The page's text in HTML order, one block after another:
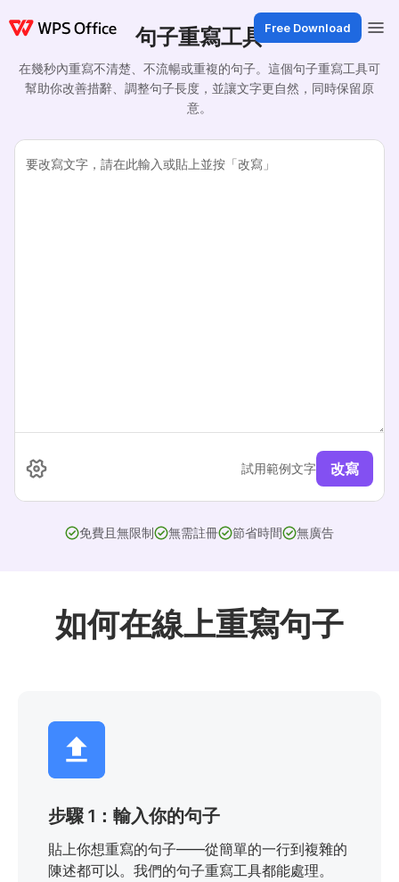
Free Download
句子重寫工具
在幾秒內重寫不清楚、不流暢或重複的句子。這個句子重寫工具可
幫助你改善措辭、調整句子長度，並讓文字更自然，同時保留原
意。
試用範例文字 改寫
免費且無限制 無需註冊 節省時間 無廣告
如何在線上重寫句子
步驟 1：輸入你的句子
貼上你想重寫的句子——從簡單的一行到複雜的
陳述都可以。我們的句子重寫工具都能處理。